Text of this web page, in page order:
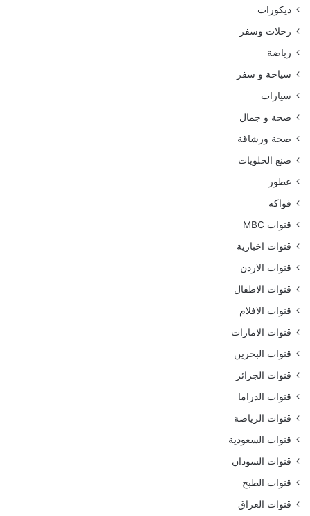
ديكورات
رحلات وسفر
رياضة
سياحة و سفر
سيارات
صحة و جمال
صحة ورشاقة
صنع الحلويات
عطور
فواكه
قنوات MBC
قنوات اخبارية
قنوات الاردن
قنوات الاطفال
قنوات الافلام
قنوات الامارات
قنوات البحرين
قنوات الجزائر
قنوات الدراما
قنوات الرياضة
قنوات السعودية
قنوات السودان
قنوات الطبخ
قنوات العراق